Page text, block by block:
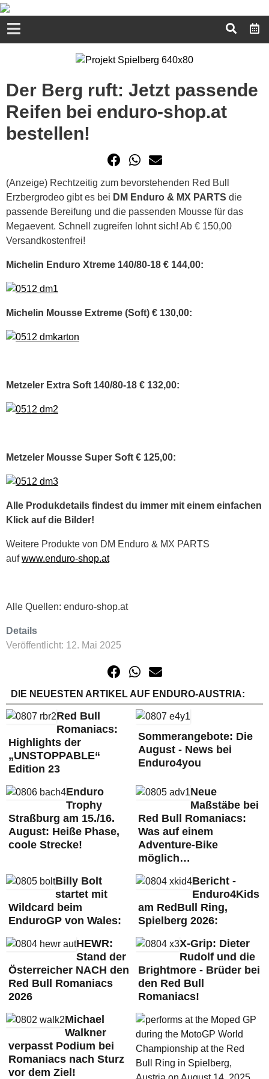
Der Berg ruft: Jetzt passende
Reifen bei enduro-shop.at
bestellen!
(Anzeige) Rechtzeitig zum bevorstehenden Red Bull
Erzbergrodeo gibt es bei DM Enduro & MX PARTS die
passende Bereifung und die passenden Mousse für das
Megaevent. Schnell zugreifen lohnt sich! Ab € 150,00
Versandkostenfrei!
Michelin Enduro Xtreme 140/80-18 € 144,00:
Michelin Mousse Extreme (Soft) € 130,00:
Metzeler Extra Soft 140/80-18 € 132,00:
Metzeler Mousse Super Soft € 125,00:
Alle Produkdetails findest du immer mit einem einfachen
Klick auf die Bilder!
Weitere Produkte von DM Enduro & MX PARTS
aufwww.enduro-shop.at
Alle Quellen: enduro-shop.at
Details
Veröffentlicht: 12. Mai 2025
DIE NEUESTEN ARTIKEL AUF ENDURO-AUSTRIA:
Red Bull
Romaniacs:
Highlights der
„UNSTOPPABLE“
Edition 23
Sommerangebote: Die
August - News bei
Enduro4you
Enduro
Trophy
Straßburg am 15./16.
August: Heiße Phase,
coole Strecke!
Neue
Maßstäbe bei
Red Bull Romaniacs:
Was auf einem
Adventure-Bike
möglich…
Billy Bolt
startet mit
Wildcard beim
EnduroGP von Wales:
Bericht -
Enduro4Kids
am RedBull Ring,
Spielberg 2026:
HEWR:
Stand der
Österreicher NACH den
Red Bull Romaniacs
2026
X-Grip: Dieter
Rudolf und die
Brightmore - Brüder bei
den Red Bull
Romaniacs!
Michael
Walkner
verpasst Podium bei
Romaniacs nach Sturz
vor dem Ziel!